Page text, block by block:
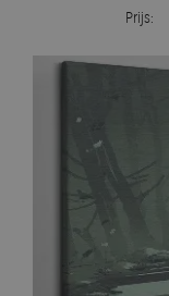
Prijs: